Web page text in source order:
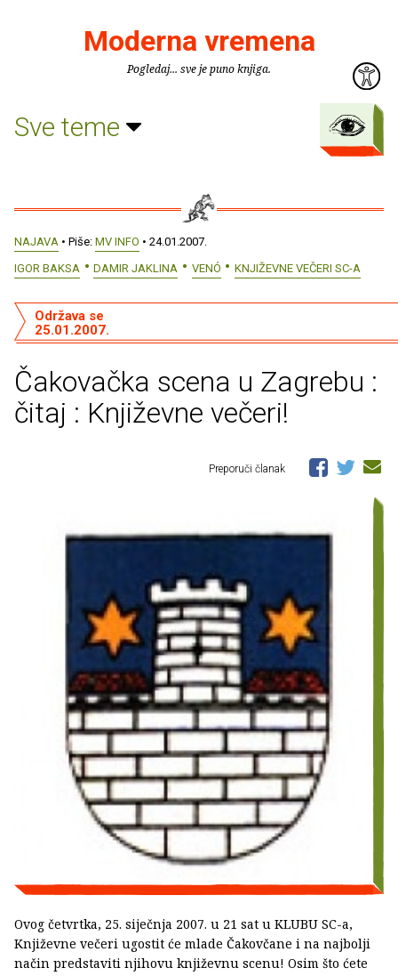
Moderna vremena
Pogledaj... sve je puno knjiga.
Sve teme
NAJAVA • Piše: MV INFO • 24.01.2007.
IGOR BAKSA
DAMIR JAKLINA VENÓ KNJIŽEVNE VEČERI SC-A
Čakovačka scena u Zagrebu :
čitaj : Književne večeri!
Održava se
25.01.2007.
Preporuči članak
Ovog četvrtka, 25. siječnja 2007. u 21 sat u KLUBU SC-a,
Književne večeri ugostit će mlade Čakovčane i na najbolji
način predstaviti njihovu književnu scenu! Osim što ćete